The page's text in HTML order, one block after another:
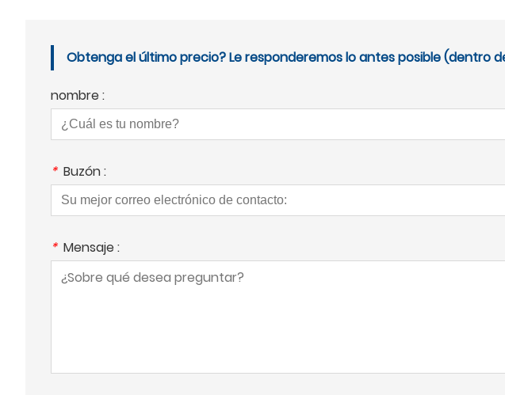
Obtenga el último precio? Le responderemos lo antes posible (dentro
nombre :
* Buzón :
* Mensaje :